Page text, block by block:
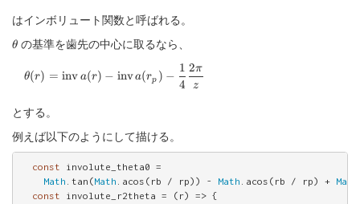
はインボリュート関数と呼ばれる。
\theta
θ の基準を歯先の中心に取るなら、
\begin{aligned} \theta(r)=\mathrm{inv}\, a(r) -
θ(r) = inv a(r) − inva(rp ) −
4
1
z
2π
とする。
例えば以下のようにして描ける。
const involute_theta0 =
Math .tan(Math .acos(rb / rp)) - Math .acos(rb / rp) + Math
const involute_r2theta = (r) => {